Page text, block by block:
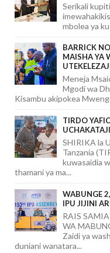
Serikali
mbolea ya
BARRICK
MAISHA YA
Meneja
Mgodi wa
Kisambu akipokea
TIRDO
SHIRIKA la
Tanzania
kuwasaidia
thamani ya ma...
WABUNGE
IPU JIJINI
RAIS
WA
Zaidi ya
duniani wanatara...